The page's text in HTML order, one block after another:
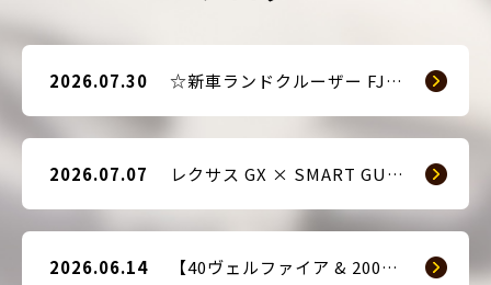
2026.07.30 ☆新車ランドクルーザー FJ（TRJ240） × Argus D1 & 前後ドライブレコーダー取付☆
2026.07.07 レクサス GX × SMART GUARD3 持ち込み取付
2026.06.14 【40ヴェルファイア & 200系ハイエース(9型) 新車2台へ SMART GUARD3取付】